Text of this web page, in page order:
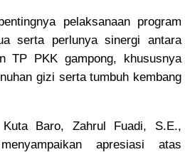
pelaksanaan program
serta perlunya sinergi antara
TP PKK gampong, khususnya
gizi serta tumbuh kembang
Baro, Zahrul Fuadi, S.E.,
apresiasi atas